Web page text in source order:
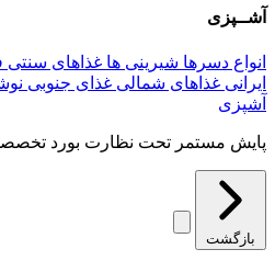
آشــپزی
انواع دسرها شیرینی ها غذاهای سنتی
ایرانی غذاهای شمالی غذای جنوبی
آشپزی
پایش مستمر تحت نظارت بورد
بازگشت